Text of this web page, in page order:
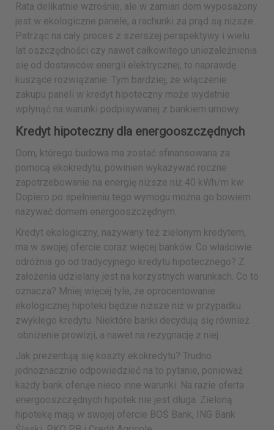
Rata delikatnie wzrośnie, ale w zamian dom wyposażony
jest w ekologiczne panele, a rachunki za prąd są niższe.
Patrząc na cały proces z szerszej perspektywy i wielu
lat oszczędności czy nawet całkowitego uniezależnienia
się od dostawców energii elektrycznej, to naprawdę
kuszące rozwiązanie. Tym bardziej, że włączenie
zakupu paneli w kredyt hipoteczny może wydatnie
wpłynąć na warunki podpisywanej z bankiem umowy.
Kredyt hipoteczny dla energooszczędnych
Dom, którego budowa ma zostać sfinansowana za
pomocą ekokredytu, powinien wykazywać roczne
zapotrzebowanie na energię niższe niż 40 kWh/m kw.
Dopiero po spełnieniu tego wymogu można go bowiem
nazywać domem energooszczędnym.
Kredyt ekologiczny, nazywany też zielonym kredytem,
ma w swojej ofercie coraz więcej banków. Co właściwie
odróżnia go od tradycyjnego kredytu hipotecznego? Z
założenia udzielany jest na korzystnych warunkach. Co to
oznacza? Mniej więcej tyle, że oprocentowanie
ekologicznej hipoteki będzie niższe niż w przypadku
zwykłego kredytu. Niektóre banki decydują się również
obniżenie prowizji, a nawet na rezygnację z niej.
Jak prezentują się koszty ekokredytu? Trudno
jednoznacznie odpowiedzieć na to pytanie, ponieważ
każdy bank oferuje nieco inne warunki. Na razie oferta
energooszczędnych hipotek nie jest długa. Zieloną
hipotekę mają w swojej ofercie BOŚ Bank, ING Bank